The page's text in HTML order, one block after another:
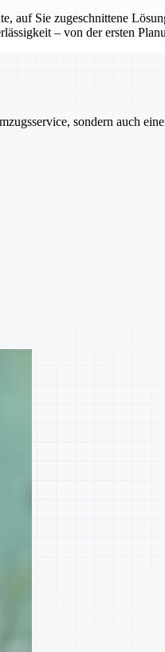
auf Sie zugeschnittene
– von der ersten
sondern auch